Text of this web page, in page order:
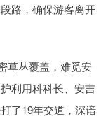
路，确保游客离开
草丛覆盖，难觅安
利用科科长、安吉
了19年交道，深谙